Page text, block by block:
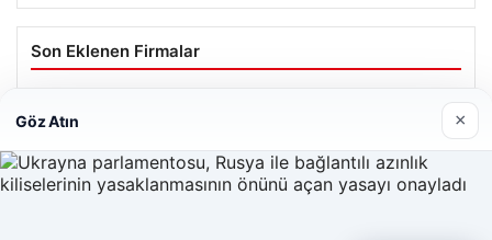
Son Eklenen Firmalar
Göz Atın ×